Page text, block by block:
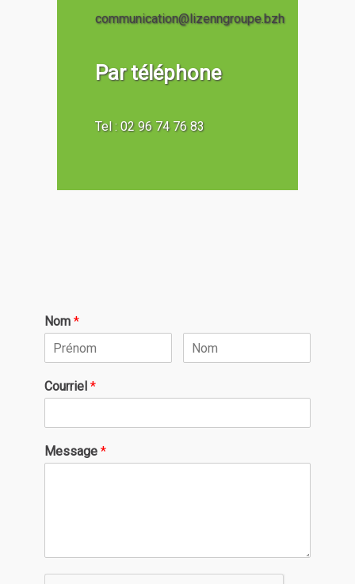
communication@lizenngroupe.bzh
Par téléphone
Tel : 02 96 74 76 83
Nom *
Courriel *
Message *